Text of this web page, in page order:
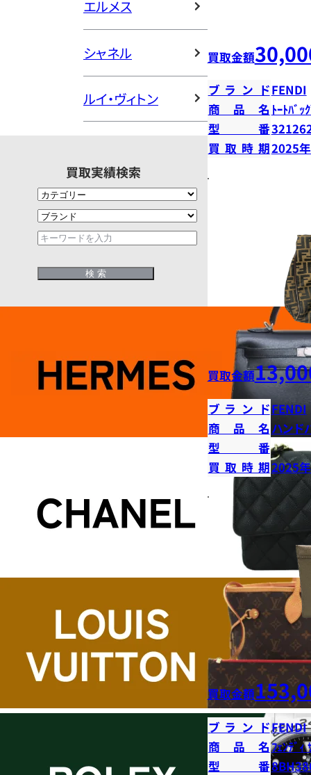
エルメス
シャネル
ルイ・ヴィトン
買取実績検索
買取金額
ブランドFENDI
商品名 ﾄｰﾄﾊﾞｯ
型番
買取時期2025
買取金額
ブランドFENDI
商品名 ハンド
型番
買取時期2025
買取金額
ブランドFENDI
商品名ﾌｪﾝﾃﾞｨ
型番